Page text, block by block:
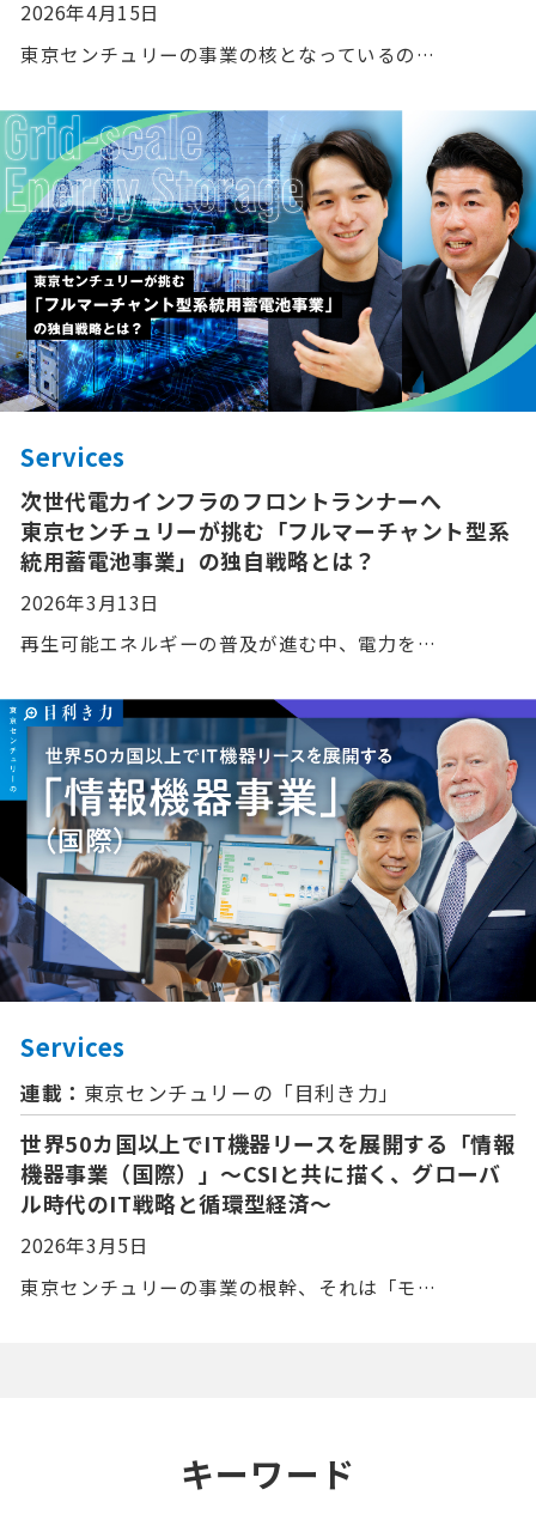
2026年4月15日
東京センチュリーの事業の核となっているの…
Services
次世代電力インフラのフロントランナーへ
東京センチュリーが挑む「フルマーチャント型系
統用蓄電池事業」の独自戦略とは？
2026年3月13日
再生可能エネルギーの普及が進む中、電力を…
Services
連載： 東京センチュリーの「⽬利き⼒」
世界50カ国以上でIT機器リースを展開する「情報
機器事業（国際）」〜CSIと共に描く、グローバ
ル時代のIT戦略と循環型経済〜
2026年3月5日
東京センチュリーの事業の根幹、それは「モ…
キーワード